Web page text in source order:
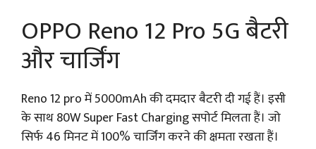
OPPO Reno 12 Pro 5G बैटरी
और चार्जिंग
Reno 12 pro में 5000mAh की दमदार बैटरी दी गई हैं। इसी
के साथ 80W Super Fast Charging सपोर्ट मिलता हैं। जो
सिर्फ 46 मिनट में 100% चार्जिंग करने की क्षमता रखता हैं।